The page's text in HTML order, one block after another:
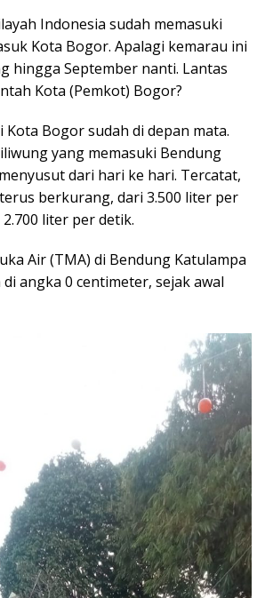
Indonesia sudah memasuki
Kota Bogor. Apalagi kemarau ini
hingga September nanti. Lantas
Kota (Pemkot) Bogor?
Kota Bogor sudah di depan mata.
yang memasuki Bendung
dari hari ke hari. Tercatat,
berkurang, dari 3.500 liter per
liter per detik.
Air (TMA) di Bendung Katulampa
angka 0 centimeter, sejak awal